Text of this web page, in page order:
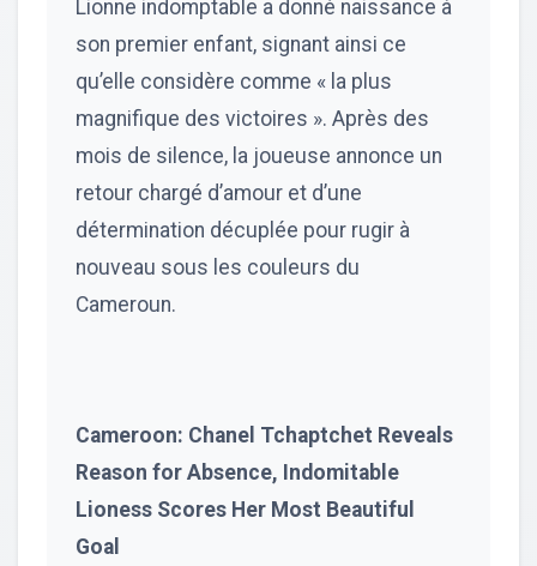
Lionne indomptable a donné naissance à
son premier enfant, signant ainsi ce
qu’elle considère comme « la plus
magnifique des victoires ». Après des
mois de silence, la joueuse annonce un
retour chargé d’amour et d’une
détermination décuplée pour rugir à
nouveau sous les couleurs du
Cameroun.
Cameroon: Chanel Tchaptchet Reveals
Reason for Absence, Indomitable
Lioness Scores Her Most Beautiful
Goal